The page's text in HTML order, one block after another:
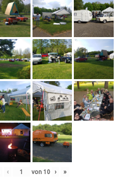
‹ von 10 › »